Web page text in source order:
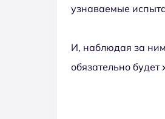
узнаваемые
И, наблюдая за
обязательно будет